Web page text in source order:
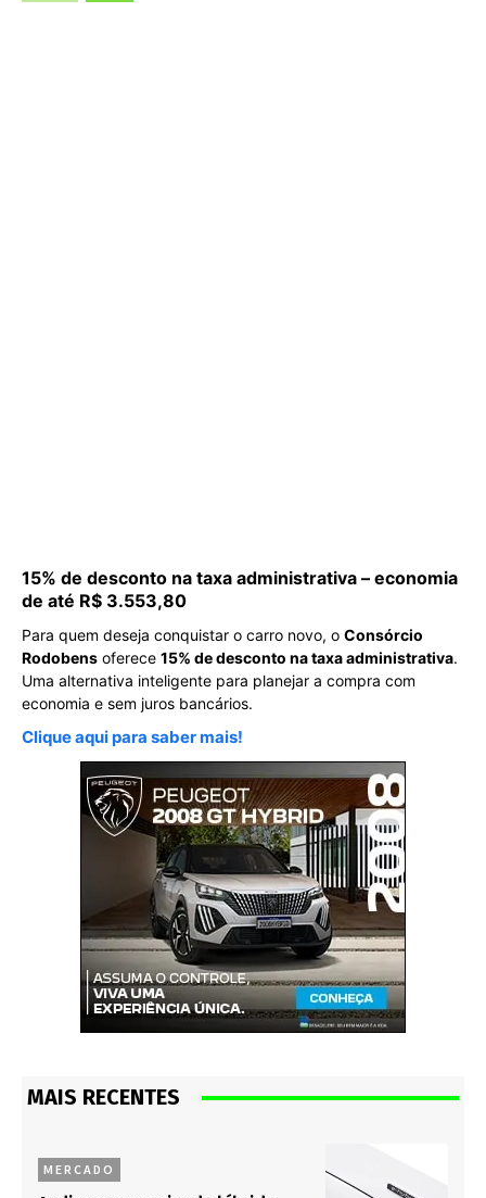
15% de desconto na taxa administrativa – economia
de até R$ 3.553,80
Para quem deseja conquistar o carro novo, o Consórcio
Rodobens oferece 15% de desconto na taxa administrativa.
Uma alternativa inteligente para planejar a compra com
economia e sem juros bancários.
Clique aqui para saber mais!
MAIS RECENTES
MERCADO